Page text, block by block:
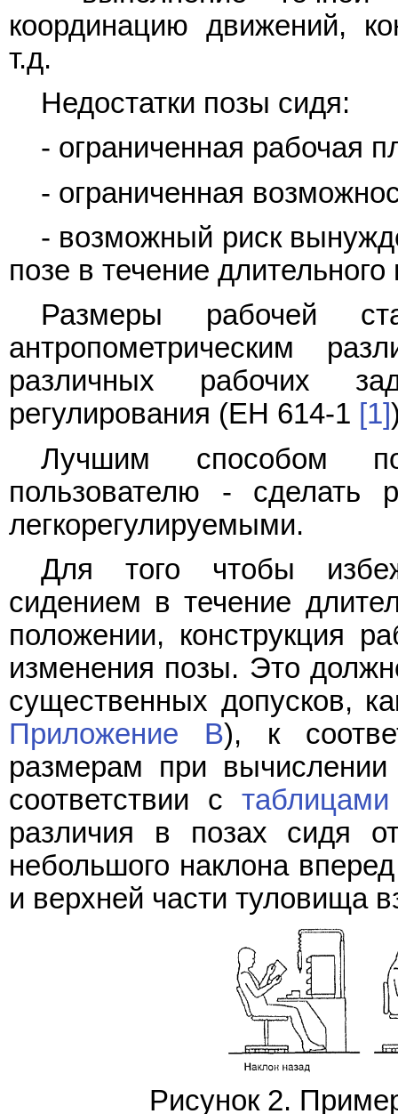
координацию движений,
т.д.
Недостатки позы сидя:
- ограниченная рабочая
- ограниченная
- возможный риск
позе в течение
Размеры рабочей
антропометрическим
различных рабочих
регулирования (ЕН 614-1 [1]
Лучшим способом
пользователю - сделать
легкорегулируемыми.
Для того чтобы
сидением в течение
положении, конструкция
изменения позы. Это
существенных допусков,
Приложение B), к
размерам при вычислении
соответствии с
различия в позах сидя
небольшого наклона
и верхней части туловища
Рисунок 2.